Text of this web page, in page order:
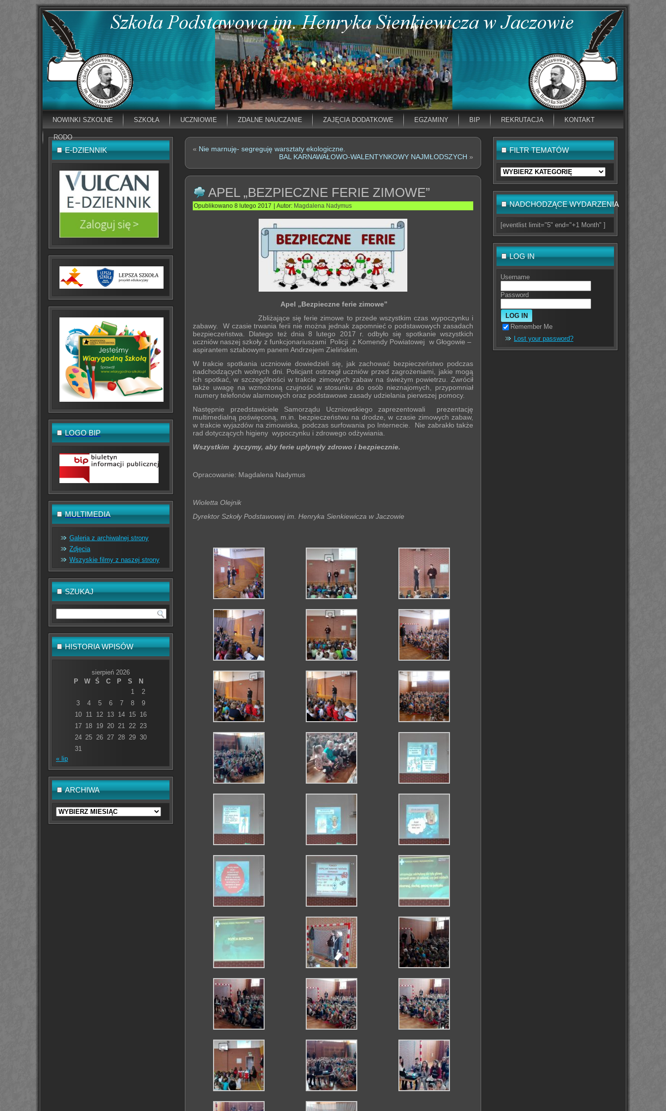
NOWINKI SZKOLNE SZKOŁA UCZNIOWIE ZDALNE NAUCZANIE ZAJĘCIA DODATKOWE EGZAMINY BIP REKRUTACJA KONTAKT
RODO
E-DZIENNIK
LOGO BIP
MULTIMEDIA
Galeria z archiwalnej strony
Zdjęcia
Wszyskie filmy z naszej strony
SZUKAJ
HISTORIA WPISÓW
sierpień 2026
P
W Ś C P S
N
1
2
3
4 5 6 7 8
9
10
11 12 13 14 15 16
17 18 19 20 21 22 23
24 25 26 27 28 29 30
31
« lip
ARCHIWA
Archiwa
« Nie marnuję- segreguję warsztaty ekologiczne.
BAL KARNAWAŁOWO-WALENTYNKOWY NAJMŁODSZYCH »
APEL „BEZPIECZNE FERIE ZIMOWE”
Opublikowano 8 lutego 2017 Autor: Magdalena Nadymus
Apel „Bezpieczne ferie zimowe”
Zbliżające się ferie zimowe to przede wszystkim czas wypoczynku i
zabawy. W czasie trwania ferii nie można jednak zapomnieć o podstawowych zasadach
bezpieczeństwa. Dlatego też dnia 8 lutego 2017 r. odbyło się spotkanie wszystkich
uczniów naszej szkoły z funkcjonariuszami Policji z Komendy Powiatowej w Głogowie –
aspirantem sztabowym panem Andrzejem Zielińskim.
W trakcie spotkania uczniowie dowiedzieli się, jak zachować bezpieczeństwo podczas
nadchodzących wolnych dni. Policjant ostrzegł uczniów przed zagrożeniami, jakie mogą
ich spotkać, w szczególności w trakcie zimowych zabaw na świeżym powietrzu. Zwrócił
także uwagę na wzmożoną czujność w stosunku do osób nieznajomych, przypomniał
numery telefonów alarmowych oraz podstawowe zasady udzielania pierwszej pomocy.
Następnie przedstawiciele Samorządu Uczniowskiego zaprezentowali prezentację
multimedialną poświęconą, m.in. bezpieczeństwu na drodze, w czasie zimowych zabaw,
w trakcie wyjazdów na zimowiska, podczas surfowania po Internecie. Nie zabrakło także
rad dotyczących higieny wypoczynku i zdrowego odżywiania.
Wszystkim życzymy, aby ferie upłynęły zdrowo i bezpiecznie.
Opracowanie: Magdalena Nadymus
Wioletta Olejnik
Dyrektor Szkoły Podstawowej im. Henryka Sienkiewicza w Jaczowie
FILTR TEMATÓW
Filtr
tematów
NADCHODZĄCE WYDARZENIA
[eventlist limit="5" end="+1 Month" ]
LOG IN
Username
Password
Remember Me
Lost your password?